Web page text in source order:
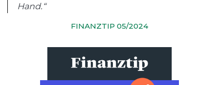
Hand.“
FINANZTIP 05/2024